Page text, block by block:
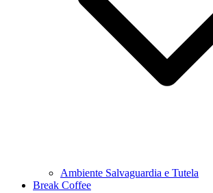
Ambiente Salvaguardia e Tutela
Break Coffee